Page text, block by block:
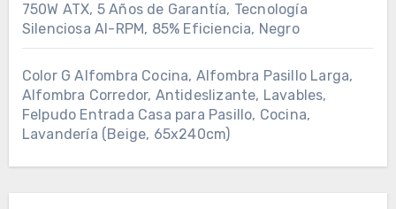
750W ATX, 5 Años de Garantía, Tecnología
Silenciosa AI-RPM, 85% Eficiencia, Negro
Color G Alfombra Cocina, Alfombra Pasillo Larga,
Alfombra Corredor, Antideslizante, Lavables,
Felpudo Entrada Casa para Pasillo, Cocina,
Lavandería (Beige, 65x240cm)